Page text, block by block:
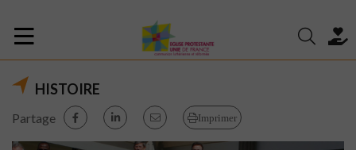
HISTOIRE
Partage Imprimer